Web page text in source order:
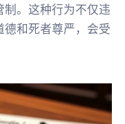
。这种行为不仅违
和死者尊严，会受